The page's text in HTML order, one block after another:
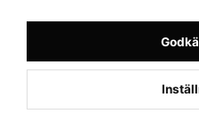
559163-1972
© 2023 Filter.se, All rights reserved.